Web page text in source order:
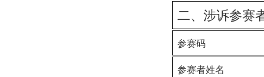
二、涉诉参赛
参赛码
参赛者姓名